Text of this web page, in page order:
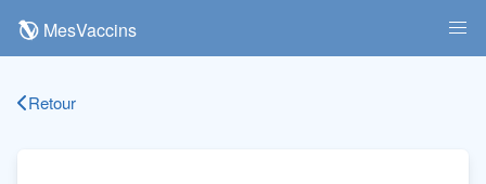
MesVaccins
Retour